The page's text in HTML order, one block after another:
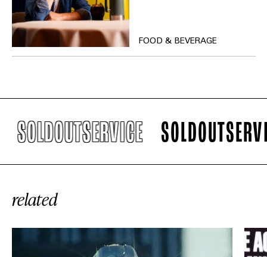
FOOD & BEVERAGE
SOLDOUTSERVICE
related